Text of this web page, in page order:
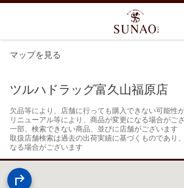
マップを見る
ツルハドラッグ富久山福原店
欠品等により、店舗に行っても購入できない可能性
リニューアル等により、商品が変更になる場合がご
一部、検索できない商品、並びに店舗がございます
取扱店舗検索は過去の出荷実績に基づくものであり
なる場合がございます